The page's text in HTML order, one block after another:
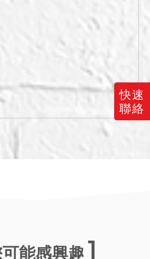
快速
聯絡
三、範圍不詳：第三人鄭○○
116/12/31），月租5,000
四、二樓雅房：第三人翁○○
承租（租期至
115/12/31），月租4,500
元。
以上租賃關係於拍定後均不
幣：5,877,000元，以總價
最高者得標。
能感興趣